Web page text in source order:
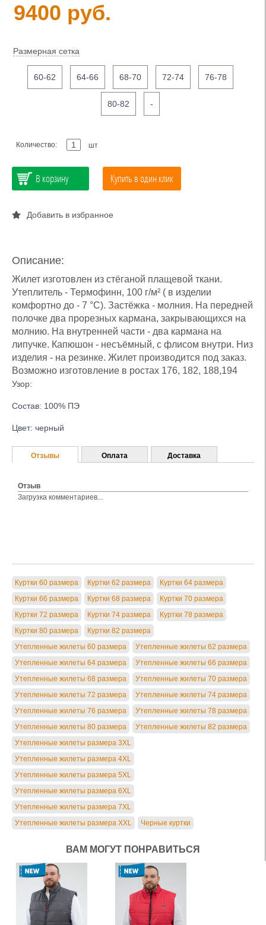
9400 руб.
Размерная сетка
60-62 64-66 68-70 72-74 76-78
80-82 -
Количество: шт
В корзину Купить в один клик
Добавить в избранное
Описание:
Жилет изготовлен из стёганой плащевой ткани.
Утеплитель - Термофинн, 100 г/м² ( в изделии
комфортно до - 7 °С). Застёжка - молния. На передней
полочке два прорезных кармана, закрывающихся на
молнию. На внутренней части - два кармана на
липучке. Капюшон - несъёмный, с флисом внутри. Низ
изделия - на резинке. Жилет производится под заказ.
Возможно изготовление в ростах 176, 182, 188,194
Узор:
Состав: 100% ПЭ
Цвет: черный
Отзывы
Отзыв
Загрузка комментариев...
Оплата Доставка
Куртки 60 размера Куртки 62 размера
Куртки 64 размера
Куртки 66 размера
Куртки 68 размера
Куртки 70 размера
Куртки 72 размера
Куртки 74 размера
Куртки 78 размера
Куртки 80 размера
Куртки 82 размера
Утепленные жилеты 60 размера
Утепленные жилеты 62 размера
Утепленные жилеты 64 размера
Утепленные жилеты 66 размера
Утепленные жилеты 68 размера
Утепленные жилеты 70 размера
Утепленные жилеты 72 размера
Утепленные жилеты 74 размера
Утепленные жилеты 76 размера
Утепленные жилеты 78 размера
Утепленные жилеты 80 размера
Утепленные жилеты 82 размера
Утепленные жилеты размера 3XL
Утепленные жилеты размера 4XL
Утепленные жилеты размера 5XL
Утепленные жилеты размера 6XL
Утепленные жилеты размера 7XL
Утепленные жилеты размера XXL
Черные куртки
ВАМ МОГУТ ПОНРАВИТЬСЯ